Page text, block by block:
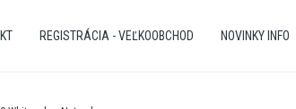
REGISTRÁCIA - VEĽKOOBCHOD NOVINKY INFO